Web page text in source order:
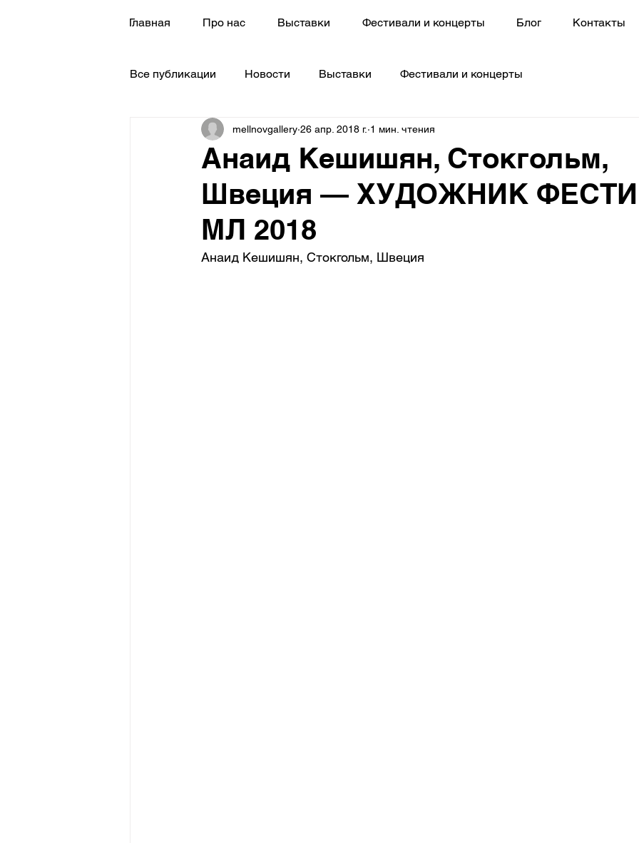
Главная Про нас Выставки Фестивали и концерты Блог Контакты
Все публикации Новости Выставки Фестивали и концерты
Анаид Кешишян, Стокгольм,
Швеция — ХУДОЖНИК
МЛ 2018
mellnovgallery 26 апр. 2018 г. 1 мин. чтения
Анаид Кешишян, Стокгольм, Швеция